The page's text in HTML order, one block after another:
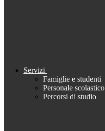
Servizi
Famiglie e studenti
Personale scolastico
Percorsi di studio